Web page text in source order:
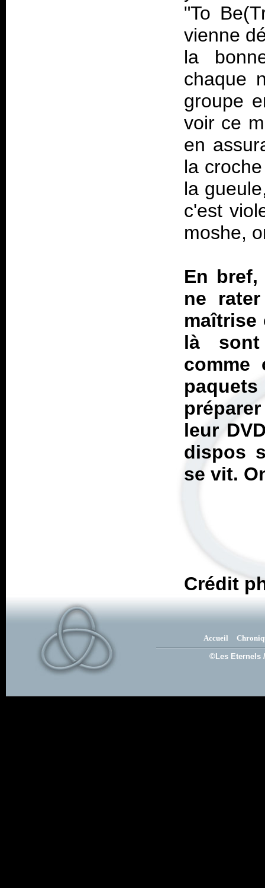
"To
vienne
la
chaque
groupe
voir ce
en
la
la
c'est
moshe,
En
ne
maîtrise
là sont
leur
dispos
se vit.
Crédit
Accueil
©Les Eternels